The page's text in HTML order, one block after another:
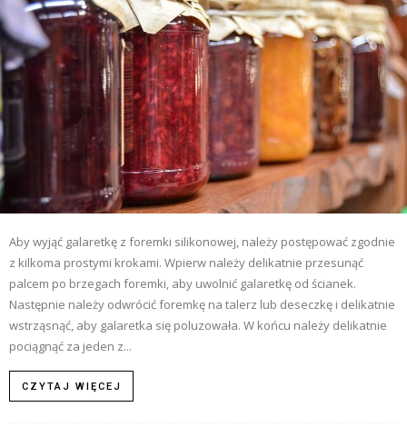
Aby wyjąć galaretkę z foremki silikonowej, należy postępować zgodnie
z kilkoma prostymi krokami. Wpierw należy delikatnie przesunąć
palcem po brzegach foremki, aby uwolnić galaretkę od ścianek.
Następnie należy odwrócić foremkę na talerz lub deseczkę i delikatnie
wstrząsnąć, aby galaretka się poluzowała. W końcu należy delikatnie
pociągnąć za jeden z...
CZYTAJ WIĘCEJ